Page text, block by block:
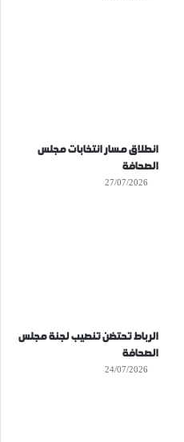
انطلاق مسار انتخابات مجلس
الصحافة
27/07/2026
الرباط تحتضن تنصيب لجنة مجلس
الصحافة
24/07/2026